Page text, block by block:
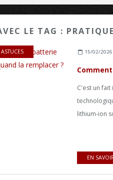
LE TAG :
15/02/2026
C'est un
lithium-ion
EN